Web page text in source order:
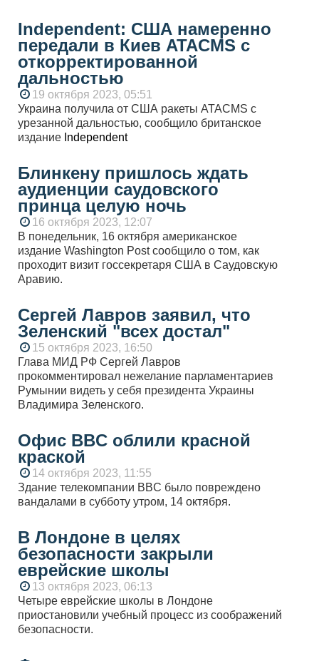
Independent: США намеренно
передали в Киев ATACMS с
откорректированной
дальностью
19 октября 2023, 05:51
Украина получила от США ракеты ATACMS с
урезанной дальностью, сообщило британское
издание Independent
Блинкену пришлось ждать
аудиенции саудовского
принца целую ночь
16 октября 2023, 12:07
В понедельник, 16 октября американское
издание Washington Post сообщило о том, как
проходит визит госсекретаря США в Саудовскую
Аравию.
Сергей Лавров заявил, что
Зеленский "всех достал"
15 октября 2023, 16:50
Глава МИД РФ Сергей Лавров
прокомментировал нежелание парламентариев
Румынии видеть у себя президента Украины
Владимира Зеленского.
Офис BBC облили красной
краской
14 октября 2023, 11:55
Здание телекомпании BBC было повреждено
вандалами в субботу утром, 14 октября.
В Лондоне в целях
безопасности закрыли
еврейские школы
13 октября 2023, 06:13
Четыре еврейские школы в Лондоне
приостановили учебный процесс из соображений
безопасности.